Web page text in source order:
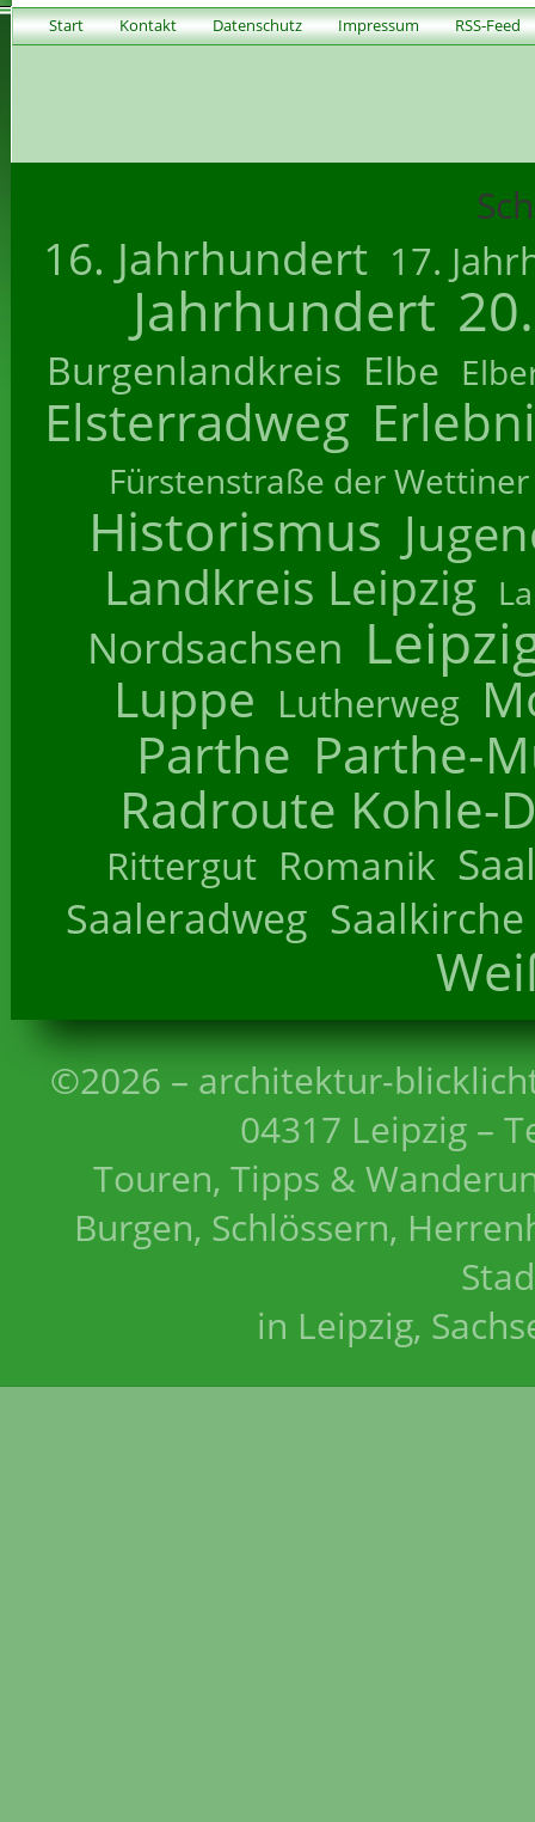
Start Kontakt Datenschutz Impressum RSS-Feed
16. Jahrhundert 17.
Jahrhundert
Burgenlandkreis Elbe
Elsterradweg
Fürstenstraße der Wettiner
Historismus
Landkreis Leipzig
Nordsachsen
Luppe Lutherweg
Parthe Parthe-
Radroute Kohle-
Rittergut Romanik
Saaleradweg Saalkirche
©2026 – architektur-
04317 Leipzig –
Touren, Tipps &
Burgen, Schlössern,
in Leipzig,